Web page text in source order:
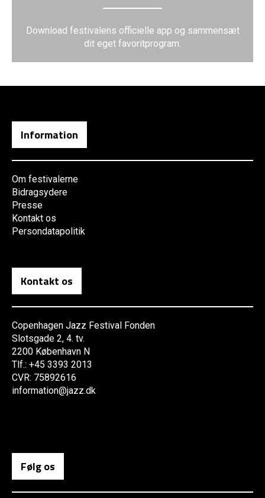
Download festivalens officielle app og sammensæt
dit eget favoritprogram.
Information
Om festivalerne
Bidragsydere
Presse
Kontakt os
Persondatapolitik
Kontakt os
Copenhagen Jazz Festival Fonden
Slotsgade 2, 4. tv.
2200 København N
Tlf.: +45 3393 2013
CVR: 75892616
information@jazz.dk
Følg os